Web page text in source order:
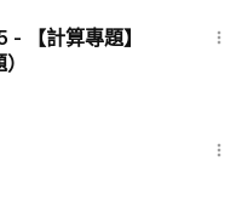
【計算專題】